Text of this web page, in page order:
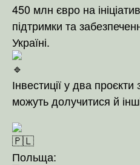
450 млн євро на
підтримки та
Україні.
Інвестиції у два
можуть долучитися й
Польща: